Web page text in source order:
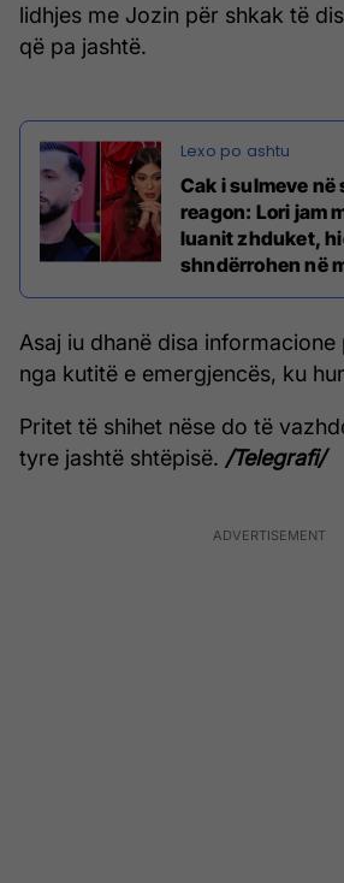
lidhjes me Jozin për shkak të
që pa jashtë.
Cak i sulmeve
reagon: Lori jam
luanit zhduket,
shndërrohen në
Asaj iu dhanë disa informacione
nga kutitë e emergjencës, ku
Pritet të shihet nëse do të
tyre jashtë shtëpisë. /Telegrafi/